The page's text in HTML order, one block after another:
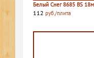
Белый Снег 8685 BS
112 руб./плита